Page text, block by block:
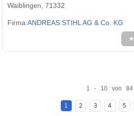
Waiblingen, 71332
Firma:ANDREAS STIHL AG & Co. KG
★
1 - 10 von 84
1 2 3 4 5